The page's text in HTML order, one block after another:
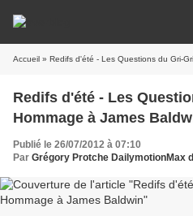
Accueil » Redifs d'été - Les Questions du Gri-
Redifs d'été - Les
Hommage à James
Publié le 26/07/2012 à 07:10
Par Grégory Protche DailymotionMax